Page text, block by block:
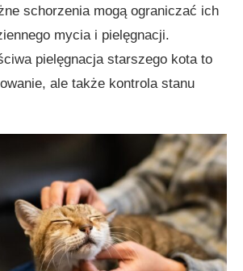
schorzenia mogą ograniczać ich
mycia i pielęgnacji.
pielęgnacja starszego kota to
ale także kontrola stanu